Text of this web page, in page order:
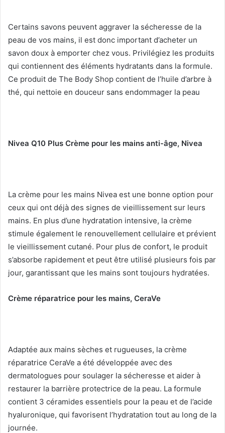
Certains savons peuvent aggraver la sécheresse de la
peau de vos mains, il est donc important d’acheter un
savon doux à emporter chez vous. Privilégiez les produits
qui contiennent des éléments hydratants dans la formule.
Ce produit de The Body Shop contient de l’huile d’arbre à
thé, qui nettoie en douceur sans endommager la peau
Nivea Q10 Plus Crème pour les mains anti-âge, Nivea
La crème pour les mains Nivea est une bonne option pour
ceux qui ont déjà des signes de vieillissement sur leurs
mains. En plus d’une hydratation intensive, la crème
stimule également le renouvellement cellulaire et prévient
le vieillissement cutané. Pour plus de confort, le produit
s’absorbe rapidement et peut être utilisé plusieurs fois par
jour, garantissant que les mains sont toujours hydratées.
Crème réparatrice pour les mains, CeraVe
Adaptée aux mains sèches et rugueuses, la crème
réparatrice CeraVe a été développée avec des
dermatologues pour soulager la sécheresse et aider à
restaurer la barrière protectrice de la peau. La formule
contient 3 céramides essentiels pour la peau et de l’acide
hyaluronique, qui favorisent l’hydratation tout au long de la
journée.